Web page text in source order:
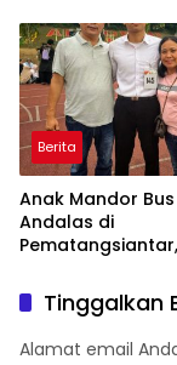
Pemanfaatan
Berita
Anak Mandor
Andalas di
AD 2026
Tinggalkan
Alamat email